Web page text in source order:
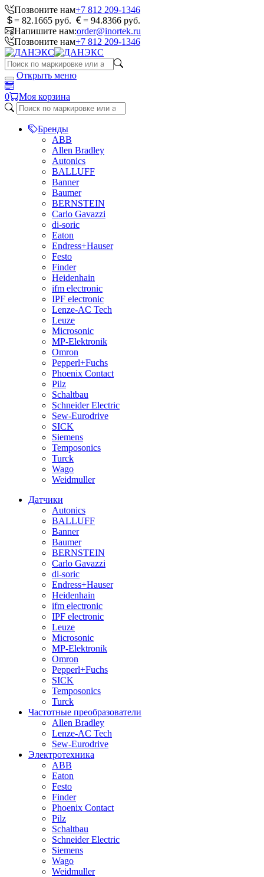
Позвоните нам+7 812 209-1346
= 82.1665 руб.
= 94.8366 руб.
Напишите нам:order@inortek.ru
Позвоните нам+7 812 209-1346
Открыть меню
0 Моя корзина
Бренды
ABB
Allen Bradley
Autonics
BALLUFF
Banner
Baumer
BERNSTEIN
Carlo Gavazzi
di-soric
Eaton
Endress+Hauser
Festo
Finder
Heidenhain
ifm electronic
IPF electronic
Lenze-AC Tech
Leuze
Microsonic
MP-Elektronik
Omron
Pepperl+Fuchs
Phoenix Contact
Pilz
Schaltbau
Schneider Electric
Sew-Eurodrive
SICK
Siemens
Temposonics
Turck
Wago
Weidmuller
Датчики
Autonics
BALLUFF
Banner
Baumer
BERNSTEIN
Carlo Gavazzi
di-soric
Endress+Hauser
Heidenhain
ifm electronic
IPF electronic
Leuze
Microsonic
MP-Elektronik
Omron
Pepperl+Fuchs
SICK
Temposonics
Turck
Частотные преобразователи
Allen Bradley
Lenze-AC Tech
Sew-Eurodrive
Электротехника
ABB
Eaton
Festo
Finder
Phoenix Contact
Pilz
Schaltbau
Schneider Electric
Siemens
Wago
Weidmuller